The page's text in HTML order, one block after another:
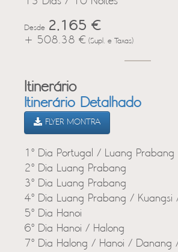
Desde 2,165 €
+ 508.38 € (Supl. e Taxas)
Itinerário
Itinerário Detalhado
FLYER MONTRA
1º Dia Portugal / Luang Prabang
2º Dia Luang Prabang
3º Dia Luang Prabang
4º Dia Luang Prabang / Kuangsi
5º Dia Hanoi
6º Dia Hanoi / Halong
7º Dia Halong / Hanoi / Danang